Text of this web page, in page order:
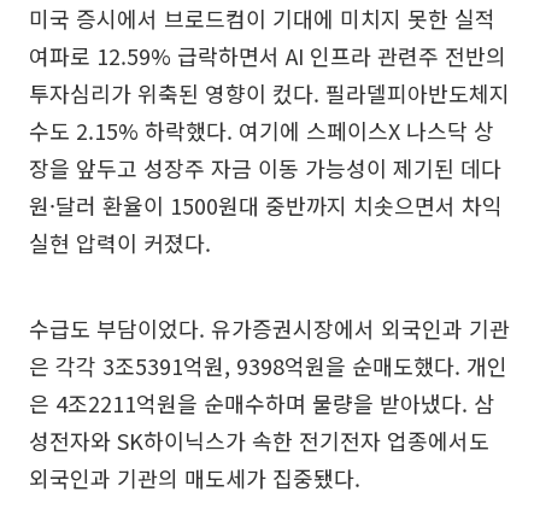
미국 증시에서 브로드컴이 기대에 미치지 못한 실적
여파로 12.59% 급락하면서 AI 인프라 관련주 전반의
투자심리가 위축된 영향이 컸다. 필라델피아반도체지
수도 2.15% 하락했다. 여기에 스페이스X 나스닥 상
장을 앞두고 성장주 자금 이동 가능성이 제기된 데다
원·달러 환율이 1500원대 중반까지 치솟으면서 차익
실현 압력이 커졌다.
수급도 부담이었다. 유가증권시장에서 외국인과 기관
은 각각 3조5391억원, 9398억원을 순매도했다. 개인
은 4조2211억원을 순매수하며 물량을 받아냈다. 삼
성전자와 SK하이닉스가 속한 전기전자 업종에서도
외국인과 기관의 매도세가 집중됐다.